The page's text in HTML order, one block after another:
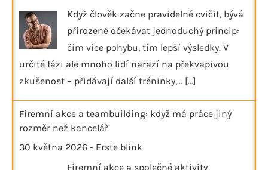
Když člověk začne pravidelně cvičit, bývá
přirozené očekávat jednoduchý princip:
čím více pohybu, tím lepší výsledky. V
určité fázi ale mnoho lidí narazí na překvapivou
zkušenost – přidávají další tréninky,… [...]
Firemní akce a teambuilding: když má práce jiný
rozměr než kancelář
30 května 2026 - Erste blink
Firemní akce a společné aktivity